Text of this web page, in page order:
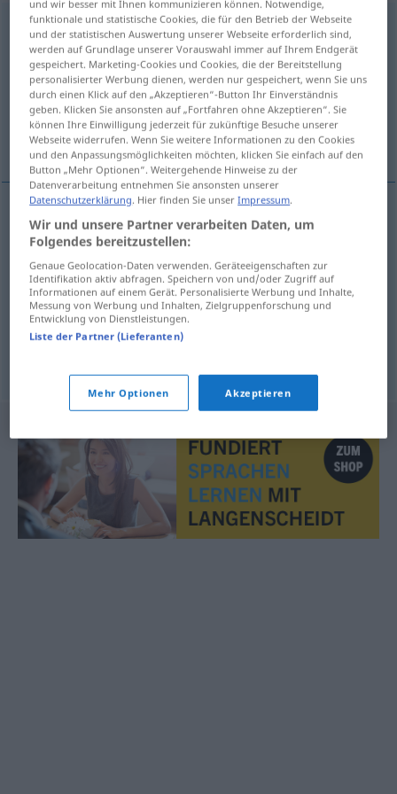
rozhodnutien
Übersicht aller Übersetzungen
(Für mehr Details die Übersetzung anklicken/antippen)
Entscheidung, Beschluss, Entscheid,
Entschluss
Entscheidungf rozhodnutie
Entscheidm rozhodnutie
Beschlussm rozhodnutie
und wir besser mit Ihnen kommunizieren können. Notwendige,
funktionale und statistische Cookies, die für den Betrieb der Webseite
und der statistischen Auswertung unserer Webseite erforderlich sind,
werden auf Grundlage unserer Vorauswahl immer auf Ihrem Endgerät
gespeichert. Marketing-Cookies und Cookies, die der Bereitstellung
personalisierter Werbung dienen, werden nur gespeichert, wenn Sie uns
durch einen Klick auf den „Akzeptieren“-Button Ihr Einverständnis
geben. Klicken Sie ansonsten auf „Fortfahren ohne Akzeptieren“. Sie
können Ihre Einwilligung jederzeit für zukünftige Besuche unserer
Webseite widerrufen. Wenn Sie weitere Informationen zu den Cookies
und den Anpassungsmöglichkeiten möchten, klicken Sie einfach auf den
Button „Mehr Optionen“. Weitergehende Hinweise zu der
Datenverarbeitung entnehmen Sie ansonsten unserer
Datenschutzerklärung. Hier finden Sie unserImpressum.
Wir und unsere Partner verarbeiten Daten, um
Folgendes bereitzustellen:
Genaue Geolocation-Daten verwenden. Geräteeigenschaften zur
Identifikation aktiv abfragen. Speichern von und/oder Zugriff auf
Informationen auf einem Gerät. Personalisierte Werbung und Inhalte,
Messung von Werbung und Inhalten, Zielgruppenforschung und
Entwicklung von Dienstleistungen.
Liste der Partner (Lieferanten)
Mehr Optionen Akzeptieren